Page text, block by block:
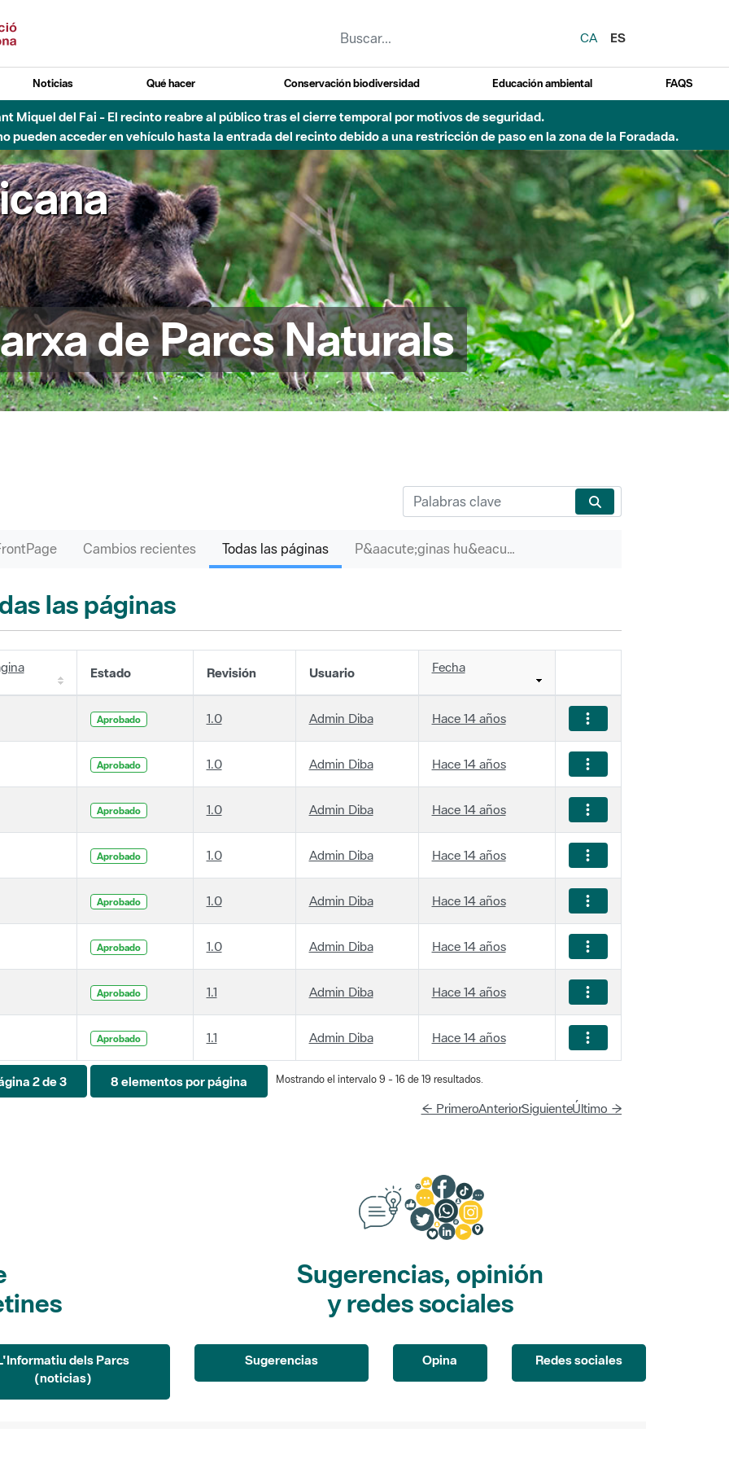
CA
ES
Noticias Qué hacer Conservación biodiversidad Educación ambiental FAQS
Miquel del Fai - El recinto reabre al público tras el cierre temporal por motivos de seguridad.
pueden acceder en vehículo hasta la entrada del recinto debido a una restricción de paso en la zona de la Foradada.
de Parcs Naturals
Cambios recientes Todas las páginas P&aacute;ginas hu&eacute;rfanas
las páginas
Estado Revisión Usuario Fecha
Aprobado 1.0 Admin Diba Hace 14 años
Aprobado 1.0 Admin Diba Hace 14 años
Aprobado 1.0 Admin Diba Hace 14 años
Aprobado 1.0 Admin Diba Hace 14 años
Aprobado 1.0 Admin Diba Hace 14 años
Aprobado 1.0 Admin Diba Hace 14 años
Aprobado 1.1 Admin Diba Hace 14 años
Aprobado 1.1 Admin Diba Hace 14 años
2 de 3 8 elementos por página Mostrando el intervalo 9 - 16 de 19 resultados.
← PrimeroAnteriorSiguienteÚltimo →
dels Parcs
(noticias)
Sugerencias, opinión
y redes sociales
Sugerencias Opina Redes sociales